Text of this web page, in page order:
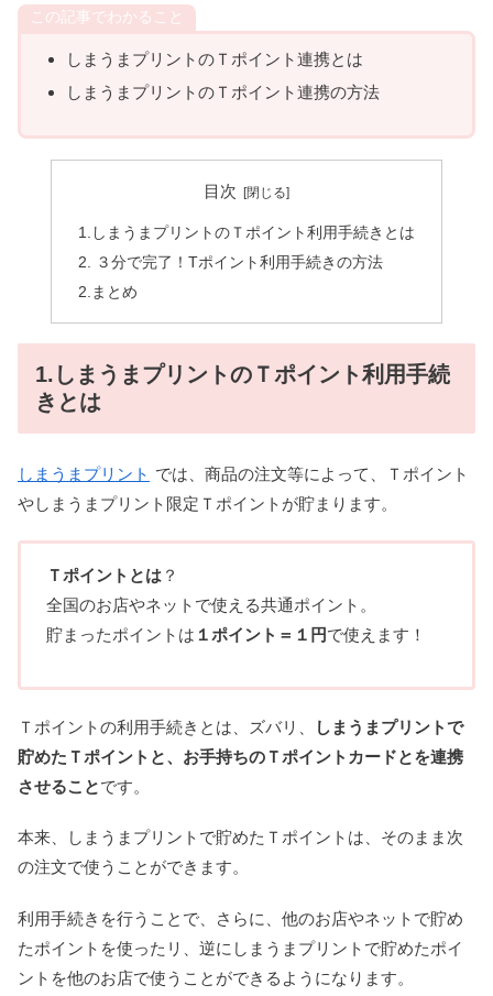
この記事でわかること
しまうまプリントのＴポイント連携とは
しまうまプリントのＴポイント連携の方法
目次
1.しまうまプリントのＴポイント利用手続きとは
2. ３分で完了！Tポイント利用手続きの方法
2.まとめ
1.しまうまプリントのＴポイント利用手続
きとは
しまうまプリント では、商品の注文等によって、Ｔポイント
やしまうまプリント限定Ｔポイントが貯まります。
Ｔポイントとは？
全国のお店やネットで使える共通ポイント。
貯まったポイントは １ポイント＝１円で使えます！
Ｔポイントの利用手続きとは、ズバリ、
しまうまプリントで
貯めたＴポイントと、お手持ちのＴポイントカードとを連携
させることです。
本来、しまうまプリントで貯めたＴポイントは、そのまま次
の注文で使うことができます。
利用手続きを行うことで、さらに、他のお店やネットで貯め
たポイントを使ったリ、逆にしまうまプリントで貯めたポイ
ントを他のお店で使うことができるようになります。